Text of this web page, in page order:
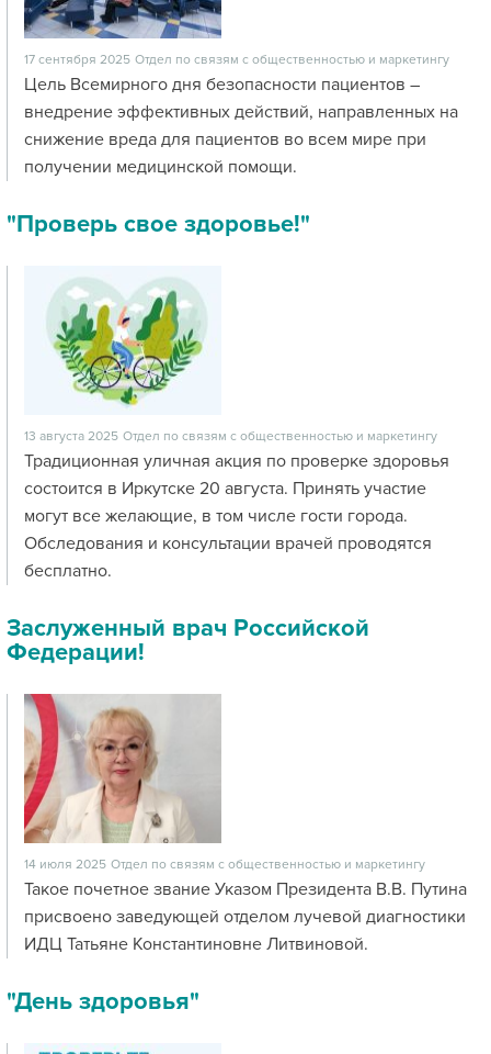
17 сентября 2025 Отдел по связям с общественностью и маркетингу
Цель Всемирного дня безопасности пациентов –
внедрение эффективных действий, направленных на
снижение вреда для пациентов во всем мире при
получении медицинской помощи.
"Проверь свое здоровье!"
13 августа 2025 Отдел по связям с общественностью и маркетингу
Традиционная уличная акция по проверке здоровья
состоится в Иркутске 20 августа. Принять участие
могут все желающие, в том числе гости города.
Обследования и консультации врачей проводятся
бесплатно.
Заслуженный врач Российской
Федерации!
14 июля 2025 Отдел по связям с общественностью и маркетингу
Такое почетное звание Указом Президента В.В. Путина
присвоено заведующей отделом лучевой диагностики
ИДЦ Татьяне Константиновне Литвиновой.
"День здоровья"